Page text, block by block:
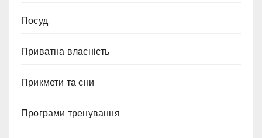
Посуд
Приватна власність
Прикмети та сни
Програми тренування